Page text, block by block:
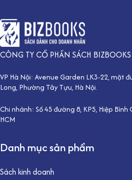
CÔNG TY CỔ PHẦN SÁCH BIZBOOKS
VP Hà Nội: Avenue Garden LK3-22, mặt
Long, Phường Tây Tựu, Hà Nội.
Chi nhánh: Số 45 đường 8, KP5, Hiệp
HCM
Danh mục sản phẩm
Sách kinh doanh